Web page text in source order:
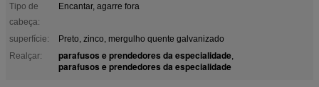
Tipo de
cabeça:
Encantar, agarre fora
superfície:
Preto, zinco, mergulho quente galvanizado
Realçar:
parafusos e prendedores da especialidade,
parafusos e prendedores da especialidade